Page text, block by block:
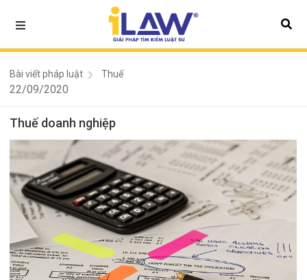
Bài viết pháp luật Thuế
22/09/2020
Thuế doanh nghiệp